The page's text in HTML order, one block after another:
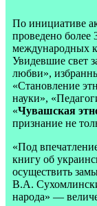
По инициативе
проведено более
международных
Увидевшие свет
любви»,
«Становление
науки»,
«Чувашская
признание не
«Под
книгу об
осуществить
В.А.
народа» —